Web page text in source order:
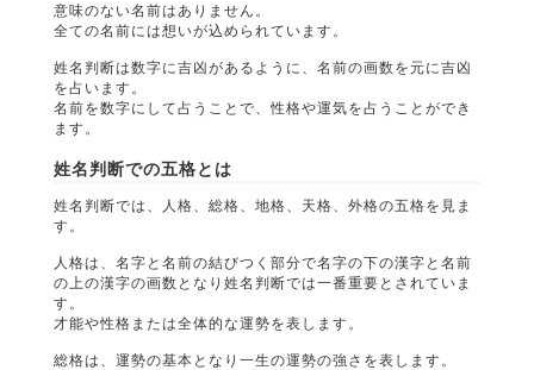
意味のない名前はありません。
全ての名前には想いが込められています。
姓名判断は数字に吉凶があるように、名前の画数を元に吉凶
を占います。
名前を数字にして占うことで、性格や運気を占うことができ
ます。
姓名判断での五格とは
姓名判断では、人格、総格、地格、天格、外格の五格を見ま
す。
人格は、名字と名前の結びつく部分で名字の下の漢字と名前
の上の漢字の画数となり姓名判断では一番重要とされていま
す。
才能や性格または全体的な運勢を表します。
総格は、運勢の基本となり一生の運勢の強さを表します。